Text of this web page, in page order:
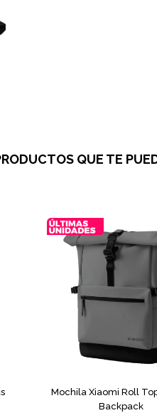
QUE TE
Mochila Xiaomi Roll
Backpack